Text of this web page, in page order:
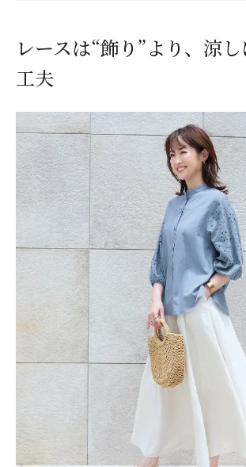
レースは“飾り”より、涼
工夫